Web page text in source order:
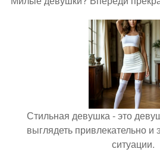
Стильная девушка - это
выглядеть привлекательно и
ситуации.